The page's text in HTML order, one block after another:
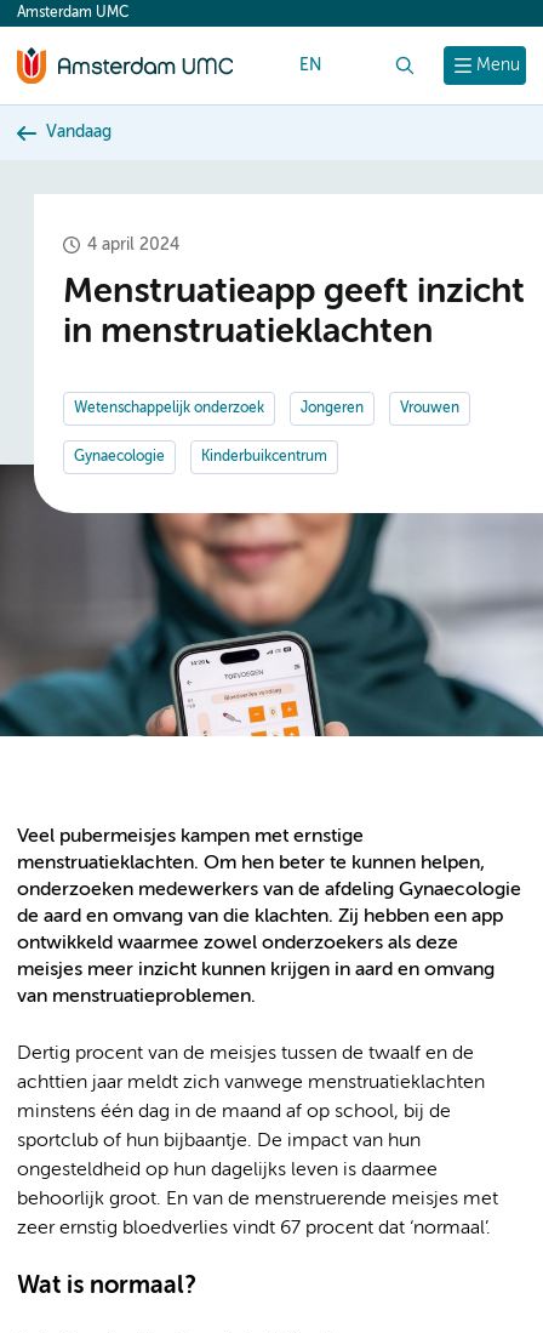
content
Menu
Amsterdam UMC
EN
Vandaag
4 april 2024
Menstruatieapp geeft inzicht
in menstruatieklachten
Wetenschappelijk onderzoek Jongeren Vrouwen
Gynaecologie Kinderbuikcentrum
Veel pubermeisjes kampen met ernstige
menstruatieklachten. Om hen beter te kunnen helpen,
onderzoeken medewerkers van de afdeling Gynaecologie
de aard en omvang van die klachten. Zij hebben een app
ontwikkeld waarmee zowel onderzoekers als deze
meisjes meer inzicht kunnen krijgen in aard en omvang
van menstruatieproblemen.
Dertig procent van de meisjes tussen de twaalf en de
achttien jaar meldt zich vanwege menstruatieklachten
minstens één dag in de maand af op school, bij de
sportclub of hun bijbaantje. De impact van hun
ongesteldheid op hun dagelijks leven is daarmee
behoorlijk groot. En van de menstruerende meisjes met
zeer ernstig bloedverlies vindt 67 procent dat ‘normaal’.
Wat is normaal?